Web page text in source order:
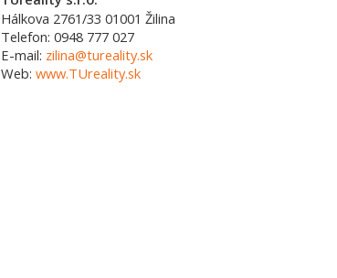
Hálkova 2761/33 01001 Žilina
Telefon: 0948 777 027
E-mail: zilina@tureality.sk
Web: www.TUreality.sk